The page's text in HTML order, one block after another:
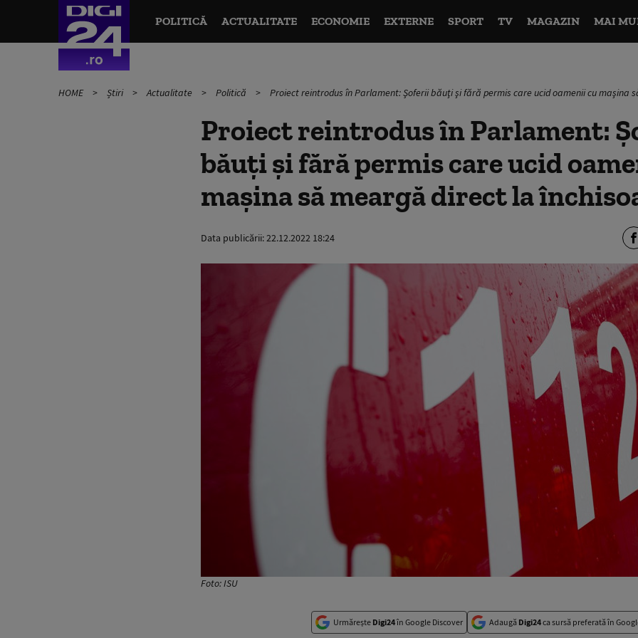
POLITICĂ ACTUALITATE ECONOMIE EXTERNE SPORT TV MAGAZIN MAI
HOME Știri Actualitate Politică Proiect reintrodus în Parlament: Şoferii băuţi şi fără permis care ucid oamenii cu maşina
Proiect reintrodus în Parlament:
băuţi şi fără permis care ucid
maşina să meargă direct la
Data publicării:22.12.2022 18:24
Foto: ISU
Urmărește Digi24în Google Discover Adaugă Digi24ca sursă preferată în